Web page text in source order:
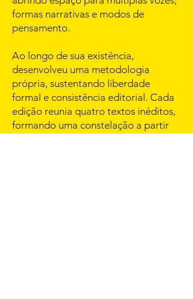
formas narrativas e modos de
pensamento.​
Ao longo de sua existência,
desenvolveu uma metodologia
própria, sustentando liberdade
formal e consistência editorial. Cada
edição reunia quatro textos inéditos,
formando uma constelação a partir